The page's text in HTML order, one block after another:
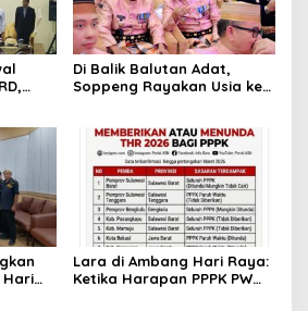
Di Balik Balutan Adat,
Soppeng Rayakan Usia ke-
Hari
Lara di Ambang Hari Raya:
Ketika Harapan PPPK PW